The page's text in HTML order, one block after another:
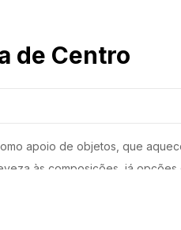
de Centro
apoio de objetos, que
às composições, já opções
a escolha da mesa de